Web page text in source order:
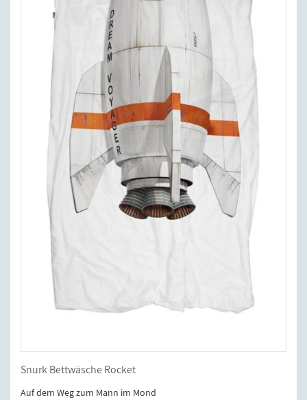
Snurk Bettwäsche Rocket
Auf dem Weg zum Mann im Mond